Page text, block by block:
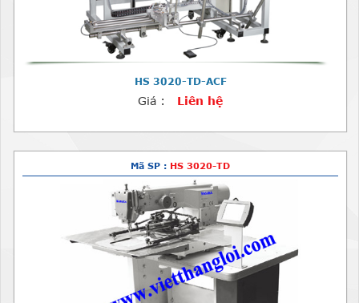
HS 3020-TD-ACF
Giá : Liên hệ
Mã SP : HS 3020-TD